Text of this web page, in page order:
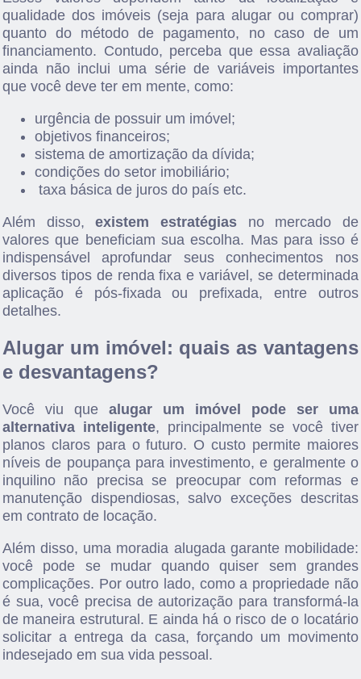
qualidade dos imóveis (seja para alugar ou comprar)
quanto do método de pagamento, no caso de um
financiamento. Contudo, perceba que essa avaliação
ainda não inclui uma série de variáveis importantes
que você deve ter em mente, como:
urgência de possuir um imóvel;
objetivos financeiros;
sistema de amortização da dívida;
condições do setor imobiliário;
taxa básica de juros do país etc.
Além disso,existem estratégias no
mercado de
valores que beneficiam sua escolha. Mas para isso é
indispensável aprofundar seus conhecimentos nos
diversos tipos de renda fixa e variável, se determinada
aplicação é pós-fixada ou prefixada, entre outros
detalhes.
Alugar um imóvel: quais as vantagens
e desvantagens?
Você viu que alugar um imóvel pode ser uma
alternativa inteligente, principalmente se você tiver
planos claros para o futuro. O custo permite maiores
níveis de poupança para investimento, e geralmente o
inquilino não precisa se preocupar com reformas e
manutenção dispendiosas, salvo exceções descritas
em contrato de locação.
Além disso, uma moradia alugada garante mobilidade:
você pode se mudar quando quiser sem grandes
complicações. Por outro lado, como a propriedade não
é sua, você precisa de autorização para transformá-la
de maneira estrutural. E ainda há o risco de o locatário
solicitar a entrega da casa, forçando um movimento
indesejado em sua vida pessoal.